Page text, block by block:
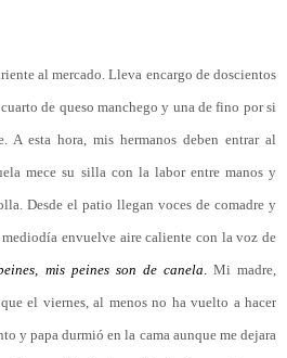
al mercado. Lleva encargo de doscientos
de queso manchego y una de fino por si
esta hora, mis hermanos deben entrar al
mece su silla con la labor entre manos y
Desde el patio llegan voces de comadre y
envuelve aire caliente con la voz de
mis peines son de canela.Mi madre,
el viernes, al menos no ha vuelto a hacer
y papa durmió en la cama aunque me dejara